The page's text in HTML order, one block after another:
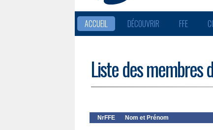
ACCUEIL DÉCOUVRIR FFE
Liste des membres
NrFFE Nom et Prénom